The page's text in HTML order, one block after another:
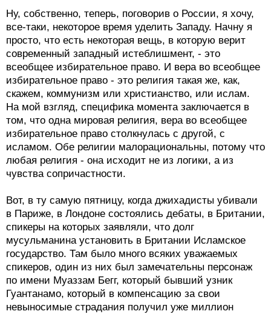
Ну, собственно, теперь, поговорив о России, я хочу,
все-таки, некоторое время уделить Западу. Начну я
просто, что есть некоторая вещь, в которую верит
современный западный истеблишмент, - это
всеобщее избирательное право. И вера во всеобщее
избирательное право - это религия такая же, как,
скажем, коммунизм или христианство, или ислам.
На мой взгляд, специфика момента заключается в
том, что одна мировая религия, вера во всеобщее
избирательное право столкнулась с другой, с
исламом. Обе религии малорациональны, потому что
любая религия - она исходит не из логики, а из
чувства сопричастности.
Вот, в ту самую пятницу, когда джихадисты убивали
в Париже, в Лондоне состоялись дебаты, в Британии,
спикеры на которых заявляли, что долг
мусульманина установить в Британии Исламское
государство. Там было много всяких уважаемых
спикеров, один из них был замечательны персонаж
по имени Муаззам Бегг, который бывший узник
Гуантанамо, который в компенсацию за свои
невыносимые страдания получил уже миллион